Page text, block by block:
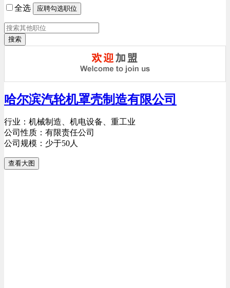
全选
搜索
哈尔滨汽轮机罩壳制造有限公司
行业：机械制造、机电设备、重工业
公司性质：有限责任公司
公司规模：少于50人
查看大图